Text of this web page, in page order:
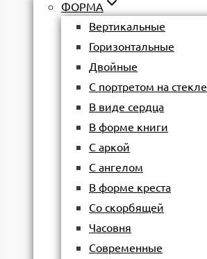
ФОРМА
Вертикальные
Горизонтальные
Двойные
С портретом на стекле
В виде сердца
В форме книги
С аркой
С ангелом
В форме креста
Со скорбящей
Часовня
Современные